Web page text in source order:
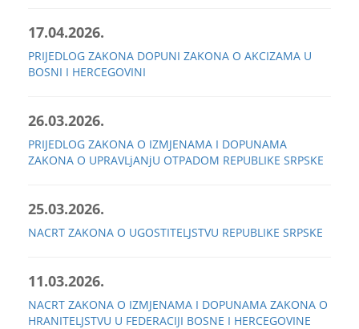
17.04.2026.
PRIJEDLOG ZAKONA DOPUNI ZAKONA O AKCIZAMA U
BOSNI I HERCEGOVINI
26.03.2026.
PRIJEDLOG ZAKONA O IZMJENAMA I DOPUNAMA
ZAKONA O UPRAVLjANjU OTPADOM REPUBLIKE SRPSKE
25.03.2026.
NACRT ZAKONA O UGOSTITELJSTVU REPUBLIKE SRPSKE
11.03.2026.
NACRT ZAKONA O IZMJENAMA I DOPUNAMA ZAKONA O
HRANITELJSTVU U FEDERACIJI BOSNE I HERCEGOVINE